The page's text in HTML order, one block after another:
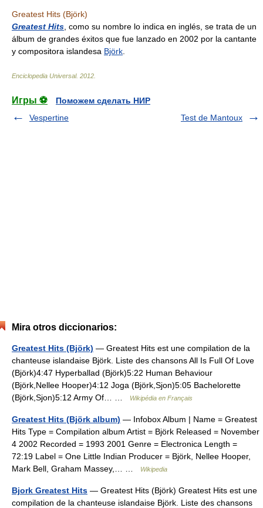
Greatest Hits (Björk)
Greatest Hits , como su nombre lo indica en inglés, se trata de un
álbum de grandes éxitos que fue lanzado en 2002 por la cantante
y compositora islandesa Björk
Enciclopedia Universal. 2012
Игры ⚽
Поможем сделать НИР
Vespertine
Test de Mantoux
Mira otros diccionarios:
Greatest Hits (Björk) — Greatest Hits est une compilation de la
chanteuse islandaise Björk. Liste des chansons All Is Full Of Love
(Björk)4:47 Hyperballad (Björk)5:22 Human Behaviour
(Björk,Nellee Hooper)4:12 Joga (Björk,Sjon)5:05 Bachelorette
(Björk,Sjon)5:12 Army Of… …
Wikipédia en Français
Greatest Hits (Björk album) — Infobox Album | Name = Greatest
Hits Type = Compilation album Artist = Björk Released = November
4 2002 Recorded = 1993 2001 Genre = Electronica Length =
72:19 Label = One Little Indian Producer = Björk, Nellee Hooper,
Mark Bell, Graham Massey,… …
Wikipedia
Bjork Greatest Hits — Greatest Hits (Björk) Greatest Hits est une
compilation de la chanteuse islandaise Björk. Liste des chansons